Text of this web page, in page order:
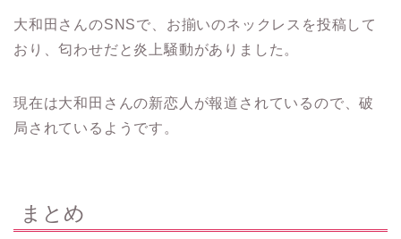
大和田さんのSNSで、お揃いのネックレスを投稿して
おり、匂わせだと炎上騒動がありました。
現在は大和田さんの新恋人が報道されているので、破
局されているようです。
まとめ